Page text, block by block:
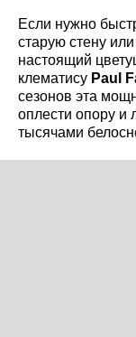
Если нужно
старую стену
настоящий
клематису Paul
сезонов эта
оплести опору и
тысячами